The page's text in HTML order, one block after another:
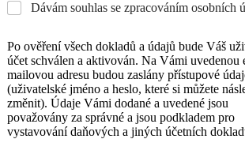
Dávám souhlas se zpracováním osobních
Po ověření všech dokladů a údajů bude Váš
účet schválen a aktivován. Na Vámi uvedenou
mailovou adresu budou zaslány přístupové
(uživatelské jméno a heslo, které si můžete
změnit). Údaje Vámi dodané a uvedené jsou
považovány za správné a jsou podkladem pro
vystavování daňových a jiných účetních